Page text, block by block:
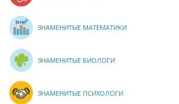
ЗНАМЕНИТЫЕ МАТЕМАТИКИ
ЗНАМЕНИТЫЕ БИОЛОГИ
ЗНАМЕНИТЫЕ ПСИХОЛОГИ